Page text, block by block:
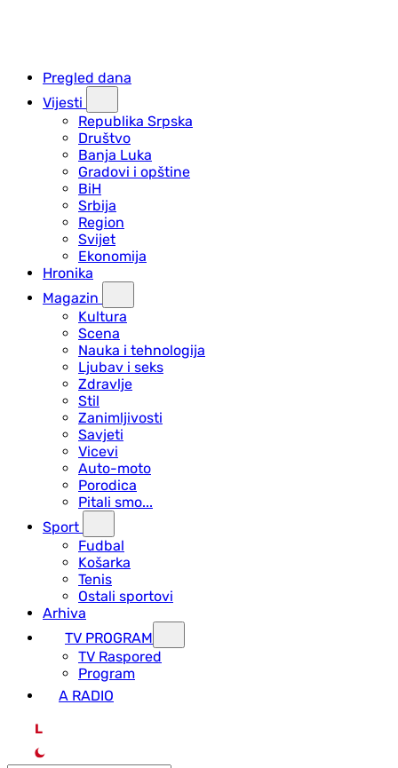
Pregled dana
Vijesti
Republika Srpska
Društvo
Banja Luka
Gradovi i opštine
BiH
Srbija
Region
Svijet
Ekonomija
Hronika
Magazin
Kultura
Scena
Nauka i tehnologija
Ljubav i seks
Zdravlje
Stil
Zanimljivosti
Savjeti
Vicevi
Auto-moto
Porodica
Pitali smo...
Sport
Fudbal
Košarka
Tenis
Ostali sportovi
Arhiva
TV PROGRAM
ТV Raspored
Program
A RADIO
L